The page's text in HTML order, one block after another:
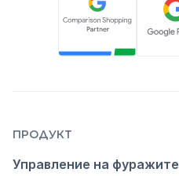
ПРОДУКТ
Управление на фуражите